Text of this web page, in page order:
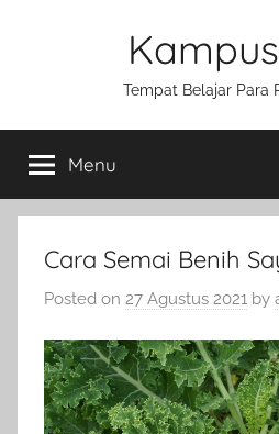
Tempat Belajar Para
Menu
Cara Semai Benih
Posted on 27 Agustus 2021 by